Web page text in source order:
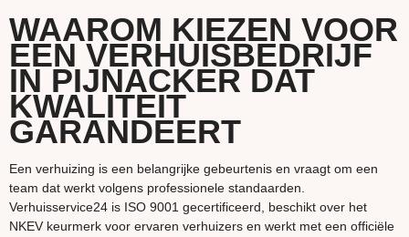
WAAROM KIEZEN VOOR
EEN VERHUISBEDRIJF
IN PIJNACKER DAT
KWALITEIT
GARANDEERT
Een verhuizing is een belangrijke gebeurtenis en vraagt om een
team dat werkt volgens professionele standaarden.
Verhuisservice24 is ISO 9001 gecertificeerd, beschikt over het
NKEV keurmerk voor ervaren verhuizers en werkt met een officiële